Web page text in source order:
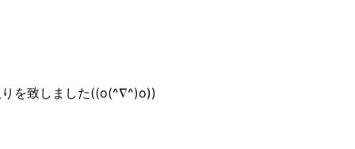
を致しました((o(^∇^)o))